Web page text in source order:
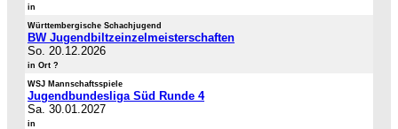
in
Württembergische Schachjugend
BW Jugendbiltzeinzelmeisterschaften
So. 20.12.2026
in Ort ?
WSJ Mannschaftsspiele
Jugendbundesliga Süd Runde 4
Sa. 30.01.2027
in